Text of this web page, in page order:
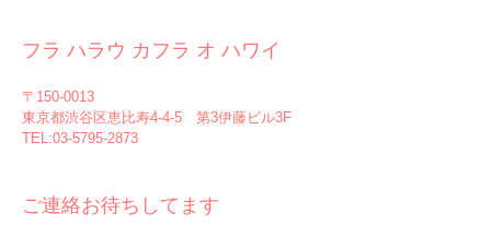
フラ ハラウ カフラ オ ハワイ
〒150-0013
東京都渋谷区恵比寿4-4-5 第3伊藤ビル3F
TEL:03-5795-2873
ご連絡お待ちしてます